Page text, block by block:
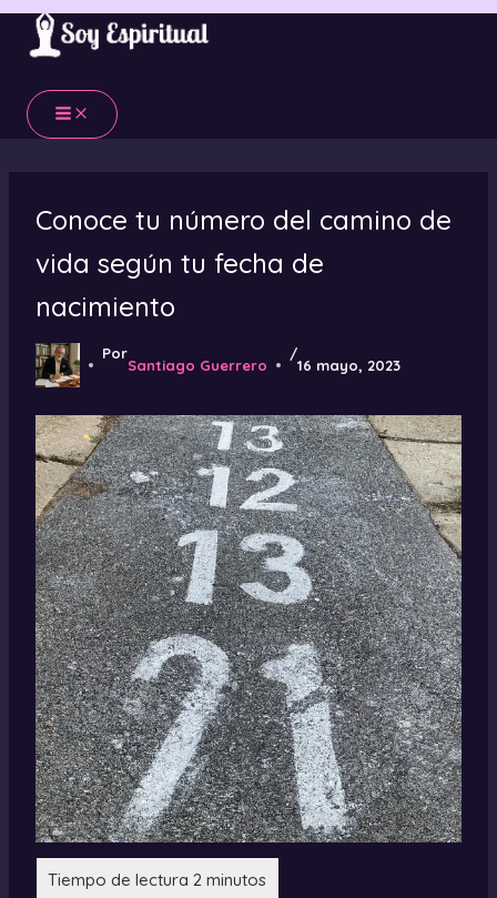
Ir
contenido
Conoce tu número del camino de
vida según tu fecha de
nacimiento
Por
Santiago Guerrero
/
16 mayo, 2023